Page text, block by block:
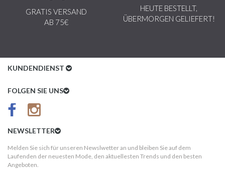
GRATIS VERSAND
AB 75€
HEUTE BESTELLT,
ÜBERMORGEN GELIEFERT!
KUNDENDIENST
Kundenservice
AGB
Kundeninformationen
FOLGEN SIE UNS
NEWSLETTER
Melden Sie sich für unseren Newslwetter an und bleiben Sie auf dem
Laufenden der neuesten Mode, den aktuellesten Trends und den besten
Angeboten.